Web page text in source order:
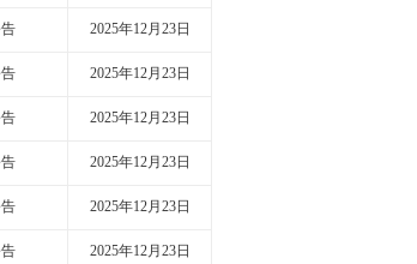
2025年12月23日
2025年12月23日
2025年12月23日
2025年12月23日
2025年12月23日
2025年12月23日